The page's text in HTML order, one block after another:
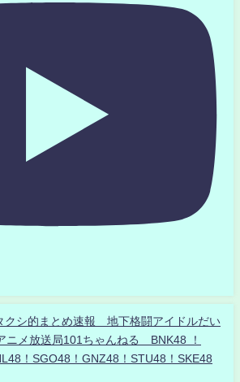
シ的まとめ速報 地下格闘アイドルだい
メ放送局101ちゃんねる BNK48 ！
！SGO48！GNZ48！STU48！SKE48